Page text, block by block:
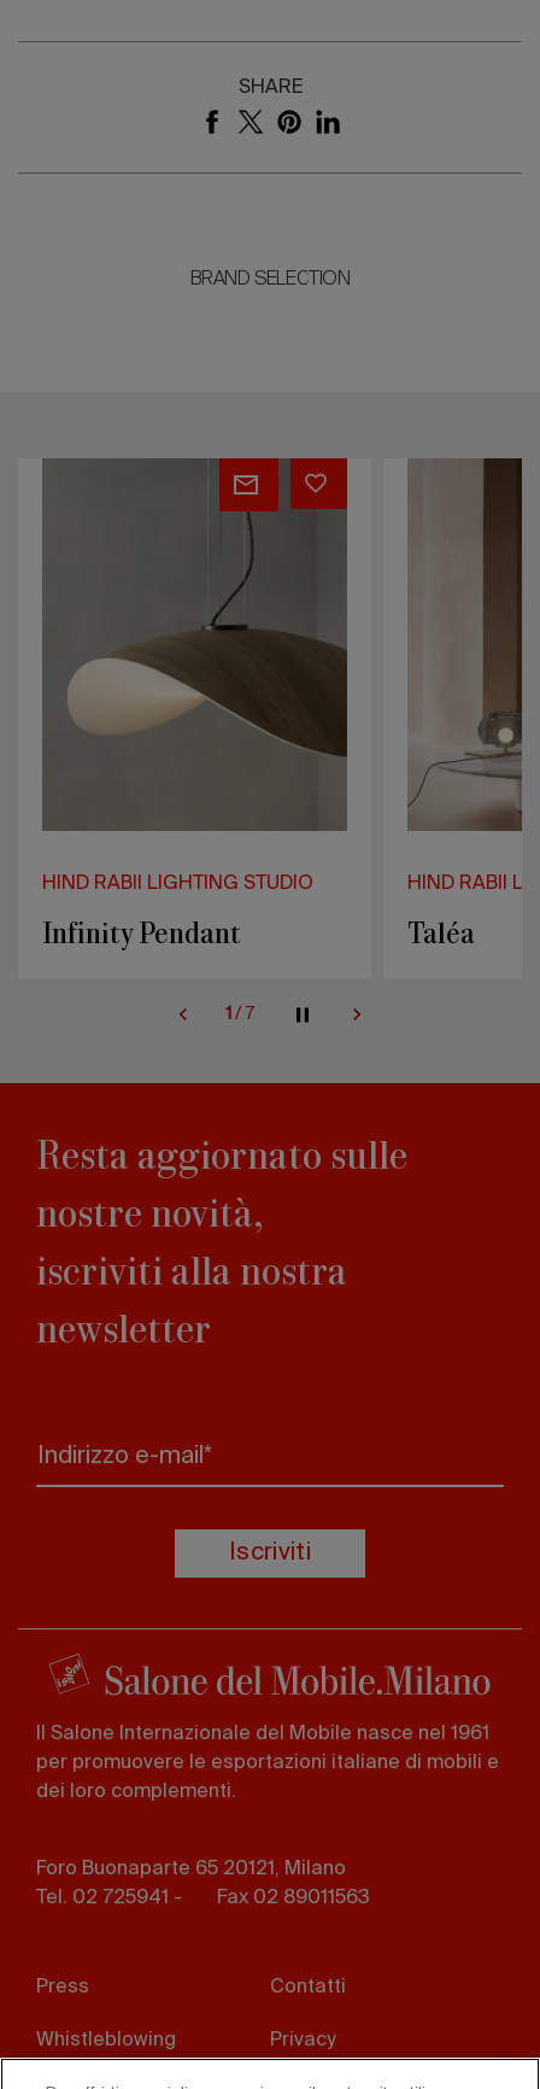
SHARE
BRAND SELECTION
HIND RABII LIGHTING STUDIO
Infinity Pendant
HIND RABII
Taléa
2 / 7
Resta aggiornato sulle
nostre novità,
iscriviti alla nostra
newsletter
Indirizzo e-mail*
Iscriviti
Il Salone Internazionale del Mobile nasce nel 1961
per promuovere le esportazioni italiane di mobili e
dei loro complementi.
Foro Buonaparte 65 20121, Milano
Tel. 02 725941 -
Fax 02 89011563
menu
Press Contatti
Whistleblowing Privacy